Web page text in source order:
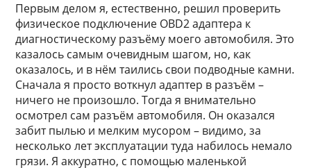
Первым делом я, естественно, решил проверить
физическое подключение OBD2 адаптера к
диагностическому разъёму моего автомобиля. Это
казалось самым очевидным шагом, но, как
оказалось, и в нём таились свои подводные камни.
Сначала я просто воткнул адаптер в разъём –
ничего не произошло. Тогда я внимательно
осмотрел сам разъём автомобиля. Он оказался
забит пылью и мелким мусором – видимо, за
несколько лет эксплуатации туда набилось немало
грязи. Я аккуратно, с помощью маленькой